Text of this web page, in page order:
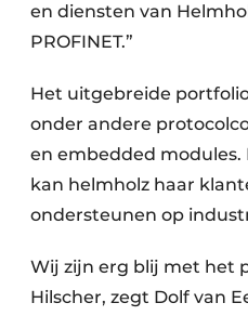
en diensten van
PROFINET.”
Het uitgebreide
onder andere
en embedded
kan helmholz haar
ondersteunen op
Wij zijn erg blij met het
Hilscher, zegt Dolf van